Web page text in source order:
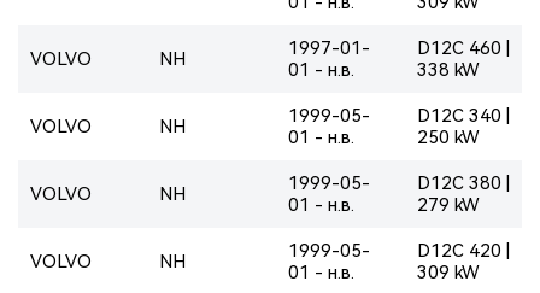
VOLVO NH
1997-01-
01 - н.в.
D12C 460 |
338 kW
VOLVO NH
1999-05-
01 - н.в.
D12C 340 |
250 kW
VOLVO NH
1999-05-
01 - н.в.
D12C 380 |
279 kW
VOLVO NH
1999-05-
01 - н.в.
D12C 420 |
309 kW